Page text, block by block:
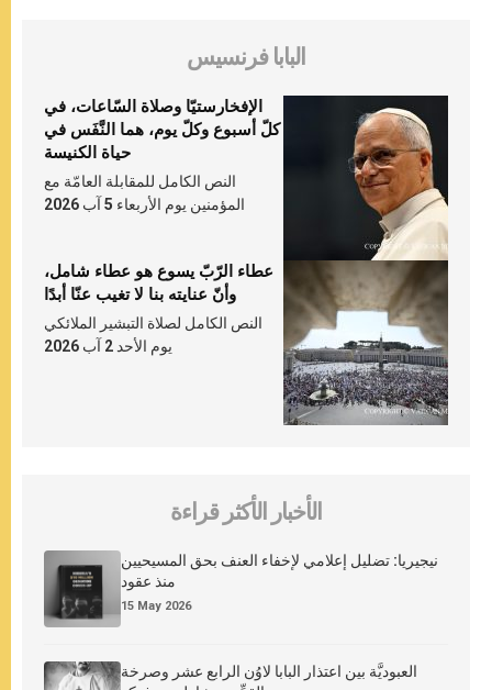
البابا فرنسيس
الإفخارستيّا وصلاة السّاعات، في
كلّ أسبوع وكلّ يوم، هما النَّفَس في
حياة الكنيسة
النص الكامل للمقابلة العامّة مع
المؤمنين يوم الأربعاء 5 آب 2026
عطاء الرّبّ يسوع هو عطاء شامل،
وأنّ عنايته بنا لا تغيب عنّا أبدًا
النص الكامل لصلاة التبشير الملائكي
يوم الأحد 2 آب 2026
الأخبار الأكثر قراءة
نيجيريا: تضليل إعلامي لإخفاء العنف بحق المسيحيين
منذ عقود
15 May 2026
العبوديَّة بين اعتذار البابا لاوُن الرابع عشر وصرخة